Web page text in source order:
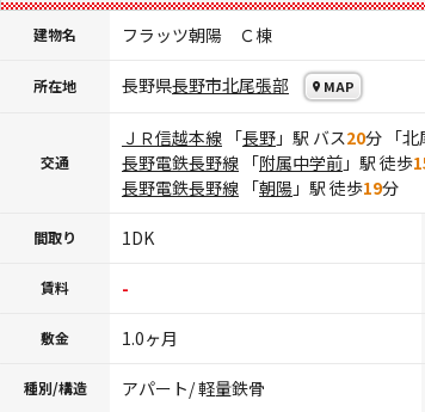
建物名 フラッツ朝陽 Ｃ棟
所在地 長野県長野市北尾張部 MAP
交通
ＪＲ信越本線 「長野 」駅 バス20分 「北
長野電鉄長野線 「附属中学前 」駅 徒歩
長野電鉄長野線 「朝陽 」駅 徒歩19分
間取り 1DK
賃料 -
敷金 1.0ヶ月
種別/構造 アパート/ 軽量鉄骨